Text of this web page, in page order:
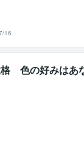
16
格 色の好みはあ